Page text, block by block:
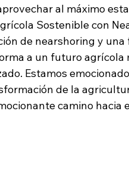
al máximo
Sostenible con
de nearshoring y
a un futuro agrícola
Estamos
de la
camino hacia